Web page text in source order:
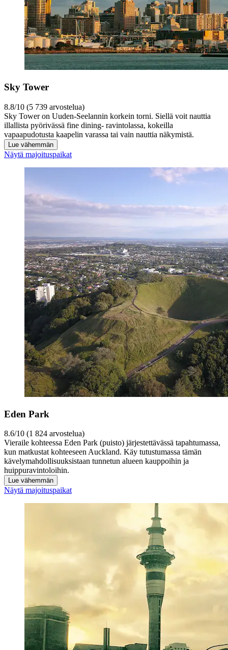
Sky Tower
8.8/10 (5 739 arvostelua)
Sky Tower on Uuden-Seelannin korkein torni. Siellä voit nauttia
illallista pyörivässä fine dining- ravintolassa, kokeilla
vapaapudotusta kaapelin varassa tai vain nauttia näkymistä.
Lue vähemmän
Näytä majoituspaikat
Eden Park
8.6/10 (1 824 arvostelua)
Vieraile kohteessa Eden Park (puisto) järjestettävässä tapahtumassa,
kun matkustat kohteeseen Auckland. Käy tutustumassa tämän
kävelymahdollisuuksistaan tunnetun alueen kauppoihin ja
huippuravintoloihin.
Lue vähemmän
Näytä majoituspaikat